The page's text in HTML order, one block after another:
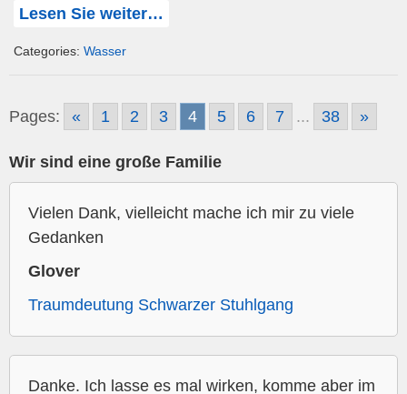
Lesen Sie weiter…
Categories: Wasser
Pages: « 1 2 3 4 5 6 7 ... 38 »
Wir sind eine große Familie
Vielen Dank, vielleicht mache ich mir zu viele
Gedanken
Glover
Traumdeutung Schwarzer Stuhlgang
Danke. Ich lasse es mal wirken, komme aber im